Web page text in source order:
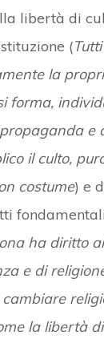
libertà di
(
la
forma,
e
il culto,
costume) e
fondamentali
ha diritto
e di
la libertà